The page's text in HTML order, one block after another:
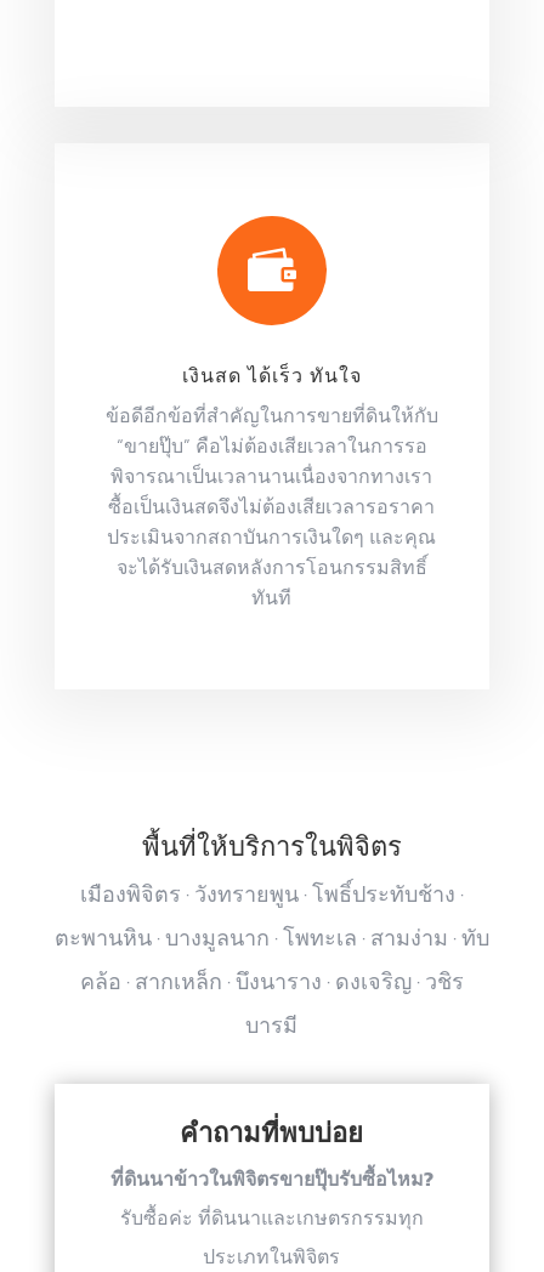

เงินสด ได้เร็ว ทันใจ
ข้อดีอีกข้อที่สำคัญในการขายที่ดินให้กับ
“ขายปุ๊บ” คือไม่ต้องเสียเวลาในการรอ
พิจารณาเป็นเวลานานเนื่องจากทางเรา
ซื้อเป็นเงินสดจึงไม่ต้องเสียเวลารอราคา
ประเมินจากสถาบันการเงินใดๆ และคุณ
จะได้รับเงินสดหลังการโอนกรรมสิทธิ์
ทันที
พื้นที่ให้บริการในพิจิตร
เมืองพิจิตร · วังทรายพูน · โพธิ์ประทับช้าง ·
ตะพานหิน · บางมูลนาก · โพทะเล · สามง่าม · ทับ
คล้อ · สากเหล็ก · บึงนาราง · ดงเจริญ · วชิร
บารมี
คำถามที่พบบ่อย
ที่ดินนาข้าวในพิจิตรขายปุ๊บรับซื้อไหม?
รับซื้อค่ะ ที่ดินนาและเกษตรกรรมทุก
ประเภทในพิจิตร